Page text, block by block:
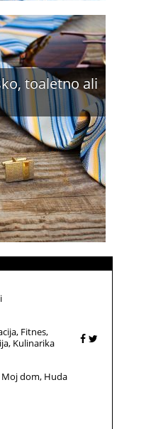
toaletno ali
Fitnes
Kulinarika
Moj dom Huda